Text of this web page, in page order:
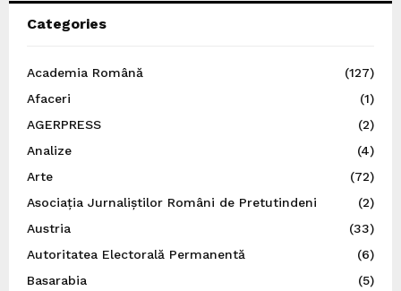
Categories
Academia Română
(127)
Afaceri
(1)
AGERPRESS
(2)
Analize
(4)
Arte
(72)
Asociația Jurnaliștilor Români de Pretutindeni
(2)
Austria
(33)
Autoritatea Electorală Permanentă
(6)
Basarabia
(5)